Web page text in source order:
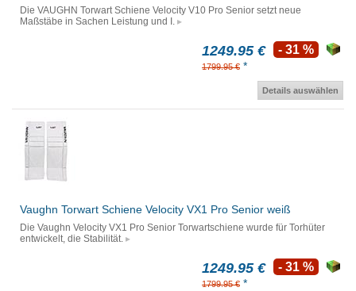
Die VAUGHN Torwart Schiene Velocity V10 Pro Senior setzt neue
Maßstäbe in Sachen Leistung und I.
1249.95 €
1799.95 € *
- 31 %
Details auswählen
Vaughn Torwart Schiene Velocity VX1 Pro Senior weiß
Die Vaughn Velocity VX1 Pro Senior Torwartschiene wurde für Torhüter
entwickelt, die Stabilität.
1249.95 €
1799.95 € *
- 31 %